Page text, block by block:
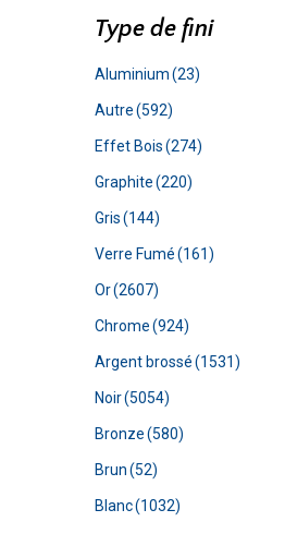
Type de fini
Aluminium(23)
Autre(592)
Effet Bois(274)
Graphite(220)
Gris(144)
Verre Fumé(161)
Or(2607)
Chrome(924)
Argent brossé(1531)
Noir(5054)
Bronze(580)
Brun(52)
Blanc(1032)